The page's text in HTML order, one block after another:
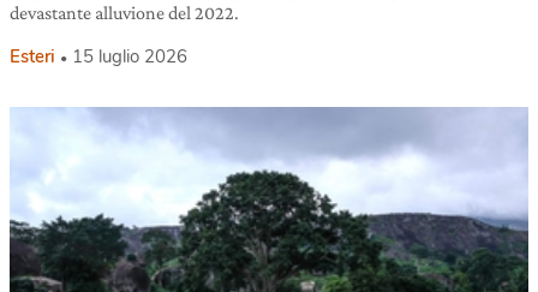
devastante alluvione del 2022.
Esteri 15 luglio 2026